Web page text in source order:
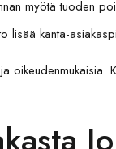
myötä tuoden
lisää kanta-